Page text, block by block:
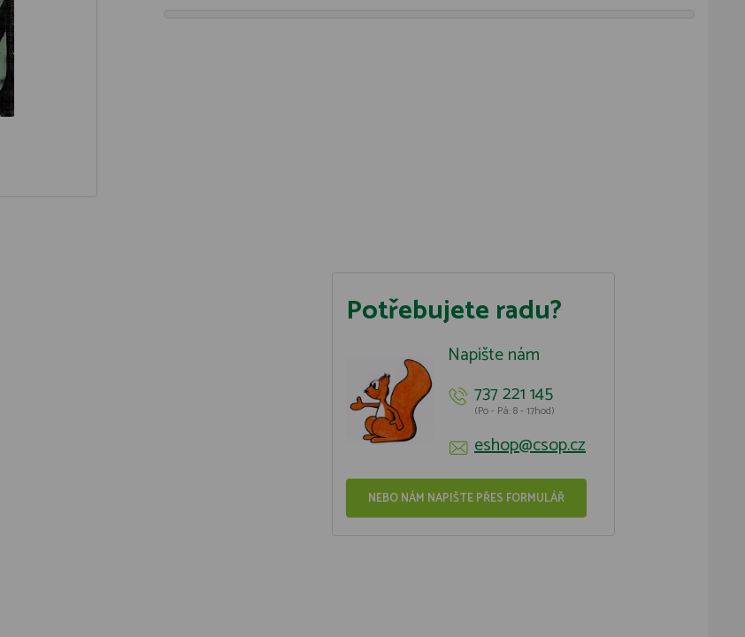
Potřebujete radu?
Napište nám
737 221 145
(Po - Pá: 8 - 17hod)
eshop@csop.cz
NEBO NÁM NAPIŠTE PŘES FORMULÁŘ